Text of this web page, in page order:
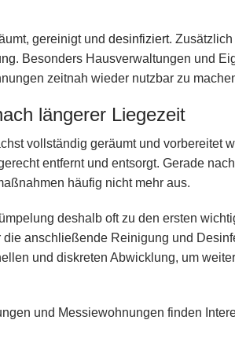
gereinigt und desinfiziert.
. Besonders Hausverwaltungen und
zeitnah wieder nutzbar zu
längerer Liegezeit
vollständig geräumt und vorbereitet
entfernt und entsorgt. Gerade
häufig nicht mehr aus.
deshalb oft zu den ersten
anschließende Reinigung und
und diskreten Abwicklung, um
und Messiewohnungen finden